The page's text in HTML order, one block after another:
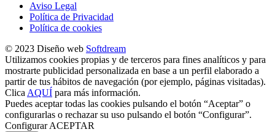
Aviso Legal
Política de Privacidad
Política de cookies
© 2023 Diseño web Softdream
Utilizamos cookies propias y de terceros para fines analíticos y para
mostrarte publicidad personalizada en base a un perfil elaborado a
partir de tus hábitos de navegación (por ejemplo, páginas visitadas).
Clica AQUÍ para más información.
Puedes aceptar todas las cookies pulsando el botón “Aceptar” o
configurarlas o rechazar su uso pulsando el botón “Configurar”.
Configurar ACEPTAR